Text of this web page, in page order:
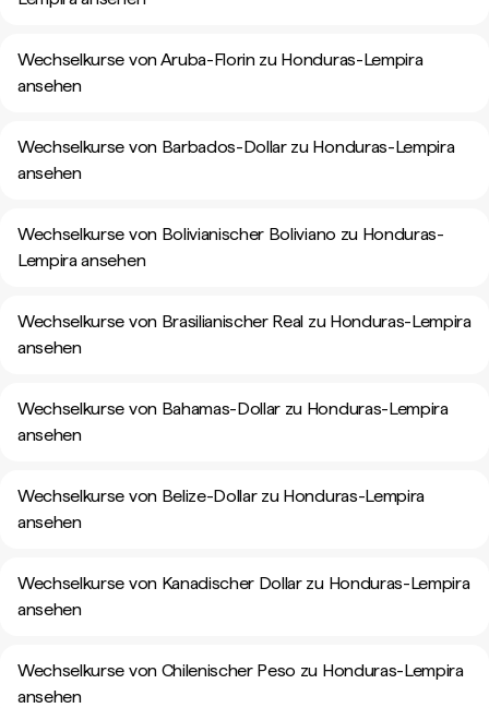
Wechselkurse von Aruba-Florin zu Honduras-Lempira
ansehen
Wechselkurse von Barbados-Dollar zu Honduras-Lempira
ansehen
Wechselkurse von Bolivianischer Boliviano zu Honduras-
Lempira ansehen
Wechselkurse von Brasilianischer Real zu Honduras-Lempira
ansehen
Wechselkurse von Bahamas-Dollar zu Honduras-Lempira
ansehen
Wechselkurse von Belize-Dollar zu Honduras-Lempira
ansehen
Wechselkurse von Kanadischer Dollar zu Honduras-Lempira
ansehen
Wechselkurse von Chilenischer Peso zu Honduras-Lempira
ansehen